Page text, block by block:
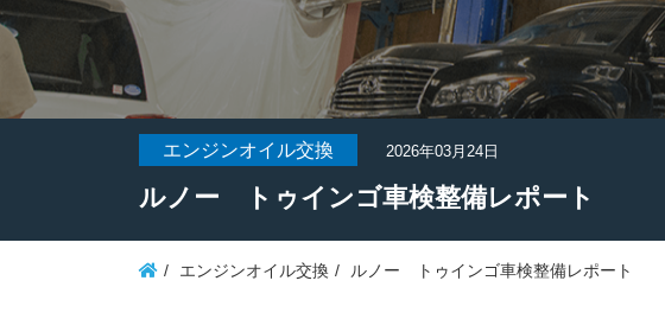
エンジンオイル交換 2026年03月24日
ルノー トゥインゴ車検整備レポート
エンジンオイル交換 ルノー トゥインゴ車検整備レポート